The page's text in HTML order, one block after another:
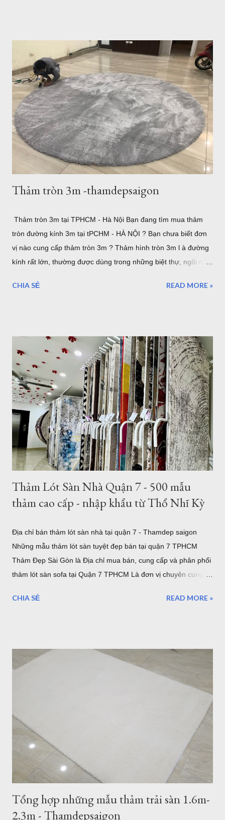
động với bãi trước, bãi sau của Vũng Tàu...Dịch vụ ăn uống
nghỉ ngơi, tắm nước nóng ở Bình Châu hay chỗ nghỉ ngơi rất
nhiều ở Vũng Tàu. Thảm trang trí cho khách hàng tại
Homestead Vũng Tàu Hiện tại Thảm Đẹp Sài Gòn chưa có
Showroom tại Vũng Tàu nhưng các bạn có thể đặt hàng trực
tuyến và xem các mẫu thảm tại website:
thamtrangtri.thamdepsaigon.com hoặc đọc thông tin chi tiết về
Thảm Đẹp tại: Thamdepsaigon.com. Bạn đang kiếm nơi ...
Thảm tròn 3m -thamdepsaigon
Thảm tròn 3m tại TPHCM - Hà Nội Bạn đang tìm mua thảm
tròn đường kính 3m tại tPCHM - HÀ NỘI ? Bạn chưa biết đơn
vị nào cung cấp thảm tròn 3m ? Thảm hình tròn 3m l à đường
kính rất lớn, thường được dùng trong những biệt thự, ngôi nhà
lưu ý rằng đây là đường kính lớn nhất của thảm tròn bán tại
sàn phòng khách hiện đại TPHCM thảm trải sàn phòng ngủ
đẹp TPHCM thảm trải sàn phòng khách đẹp TPHCM thảm
decor phòng ngủ TPHCM Thảm tròn 3m được nhập khẩu từ
Thổ Nhĩ Kỳ , với chất lượng châu âu, những mẫu trên đây đã
được gia công để làm theo kích thước mong muốn của khách
hàng. Hình ảnh trên là nhân viên đang gia công cắt thảm tròn
3m tại TPHCM . Tất nhiên bạn có thể chọn kích thước thảm
tròn nhỏ hơn như thảm tròn 2m có rất nhiều mẫu tại showroom
thảm đẹp Tphcm...
CHIA SẺ READ MORE »
Thảm Lót Sàn Nhà Quận 7 - 500 mẫu
thảm cao cấp - nhập khẩu từ Thổ Nhĩ Kỳ
Địa chỉ bán thảm lót sàn nhà tại quận 7 - Thamdep saigon
Những mẫu thảm lót sàn tuyệt đẹp bán tại quận 7 TPHCM
Thảm Đẹp Sài Gòn là Địa chỉ mua bán, cung cấp và phân phối
thảm lót sàn sofa tại Quận 7 TPHCM Là đơn vị chuyên cung
Tân Quy Quận 7. Vừa là showroom trưng bày sản phẩm, vừa
Thảm lót sàn quận 7 - ghé xem 500 mẫu thảm cao cấp đến từ
Thổ Nhĩ Kỳ Với hơn 500 mẫu thảm trải sàn, từ hiện đại đến cổ
điển, tân cổ điển, thảm lót sàn quận 7 sẽ là sự lựa chọn tốt
TPHCM Thảm Sợi Ngắn Quận 7 I0001 Mẫu thảm hiện đại
Thảm Sợi Ngắn I0002 Thảm Lót sàn quận 7 I0003 Thảm trải
sàn quận 7 I0006 Thảm lót sàn bán tại quận 7 I0016 5 mẫu
thảm lông xù bán t...
CHIA SẺ READ MORE »
Tổng hợp những mẫu thảm trải sàn 1.6m-
2.3m - Thamdepsaigon